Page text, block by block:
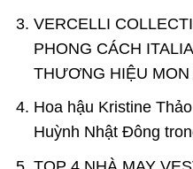
VERCELLI
PHONG CÁCH
THƯƠNG HIỆU MON
Hoa hậu Kristine
Huỳnh Nhật Đông